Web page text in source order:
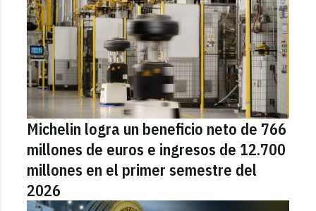
Michelin logra un beneficio neto de 766
millones de euros e ingresos de 12.700
millones en el primer semestre del
2026